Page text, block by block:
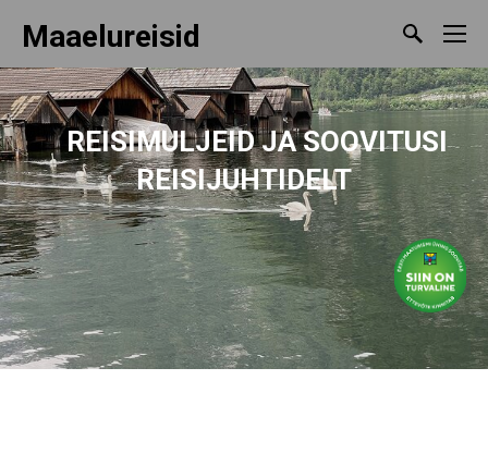
Maaelureisid
REISIMULJEIDJA SOOVITUSI
REISIJUHTIDELT